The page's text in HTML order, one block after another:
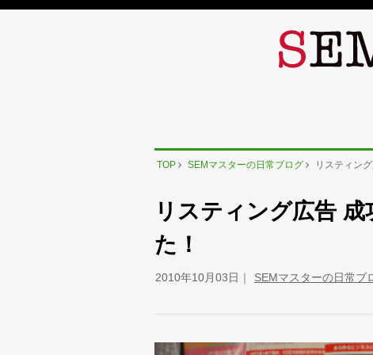
TOP SEMマスターの日常ブログ リスティン
リスティング広告
た！
2010年10月03日 SEMマスターの日常ブ